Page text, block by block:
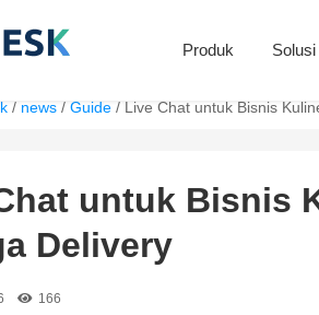
Produk Solusi
/ news/ Guide/ Live Chat untuk Bisnis
untuk Bisnis
Delivery
166